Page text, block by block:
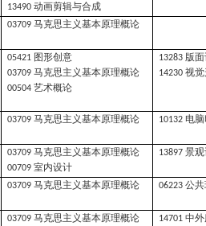
13490动画剪辑与合成
03709马克思主义基本原理概论
05421 图形创意
03709马克思主义基本原理概论
00504艺术概论
13283 版
14230视
03709马克思主义基本原理概论 10132 电
03709马克思主义基本原理概论
00709室内设计
13897景
03709马克思主义基本原理概论 06223公
03709马克思主义基本原理概论 14701中